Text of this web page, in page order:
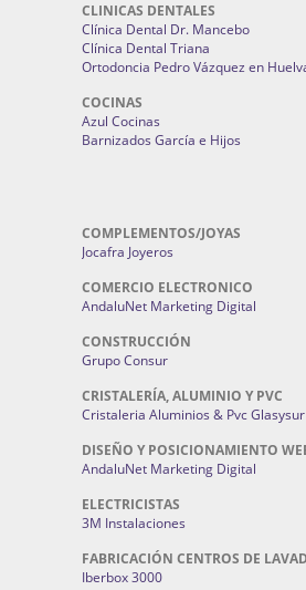
CLINICAS DENTALES
Clínica Dental Dr. Mancebo
Clínica Dental Triana
Ortodoncia Pedro Vázquez en
COCINAS
Azul Cocinas
Barnizados García e Hijos
COMPLEMENTOS/JOYAS
Jocafra Joyeros
COMERCIO ELECTRONICO
AndaluNet Marketing Digital
CONSTRUCCIÓN
Grupo Consur
CRISTALERÍA, ALUMINIO Y PVC
Cristaleria Aluminios & Pvc Glasysur
DISEÑO Y POSICIONAMIENTO
AndaluNet Marketing Digital
ELECTRICISTAS
3M Instalaciones
FABRICACIÓN CENTROS DE
Iberbox 3000